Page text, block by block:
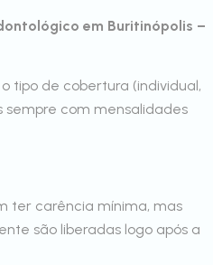
em Buritinópolis –
tipo de cobertura (individual,
sempre com mensalidades
ter carência mínima, mas
são liberadas logo após a